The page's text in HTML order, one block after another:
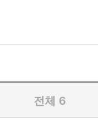
전체 6